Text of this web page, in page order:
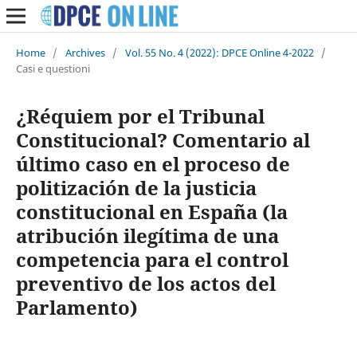
Home / Archives / Vol. 55 No. 4 (2022): DPCE Online 4-2022 /
Casi e questioni
¿Réquiem por el Tribunal
Constitucional? Comentario al
último caso en el proceso de
politización de la justicia
constitucional en España (la
atribución ilegítima de una
competencia para el control
preventivo de los actos del
Parlamento)